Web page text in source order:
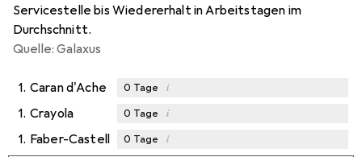
Servicestelle bis Wiedererhalt in Arbeitstagen im
Durchschnitt.
Quelle: Galaxus
1. Caran d'Ache 0 Tage i
1. Crayola 0 Tage i
1. Faber-Castell 0 Tage i